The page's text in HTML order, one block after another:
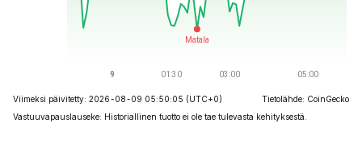
Viimeksi päivitetty: 2026-08-09 05:50:05 (UTC+0)
Tietolähde: CoinGecko
Vastuuvapauslauseke: Historiallinen tuotto ei ole tae tulevasta kehityksestä.